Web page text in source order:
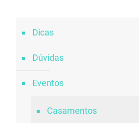
Dicas
Dúvidas
Eventos
Casamentos